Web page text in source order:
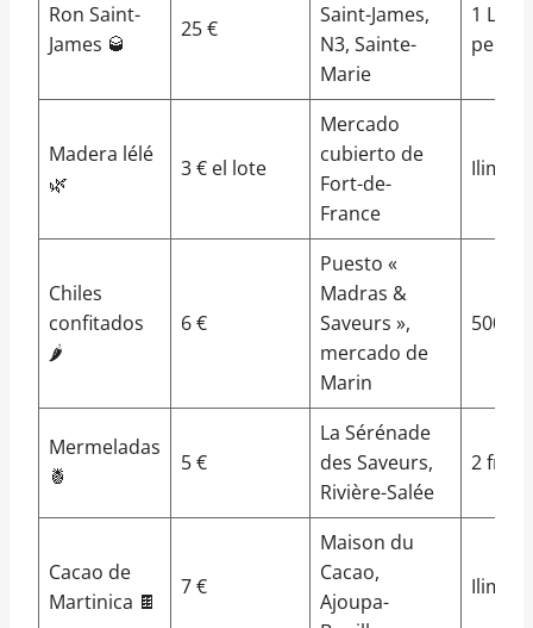
Ron Saint-
James 🥃
25 €
Saint-James,
N3, Sainte-
Marie
1 L por
Madera lélé
🌿
3 € el lote
Mercado
cubierto de
Fort-de-
France
Chiles
confitados
🌶️
6 €
Puesto «
Madras &
Saveurs »,
mercado de
Marin
500 g
Mermeladas
🍍
5 €
La Sérénade
des Saveurs,
Rivière-Salée
2
Cacao de
Martinica 🍫
7 €
Maison du
Cacao,
Ajoupa-